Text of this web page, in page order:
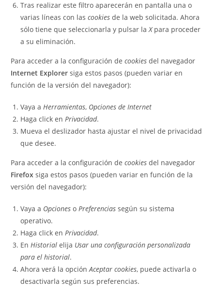
Tras realizar este filtro aparecerán en pantalla una o
varias líneas con lascookies de la web solicitada. Ahora
sólo tiene que seleccionarla y pulsar laXpara proceder
a su eliminación.
Para acceder a la configuración decookies del navegador
Internet Explorer siga estos pasos (pueden variar en
función de la versión del navegador):
Vaya aHerramientas, Opciones de Internet
Haga click enPrivacidad.
Mueva el deslizador hasta ajustar el nivel de privacidad
que desee.
Para acceder a la configuración decookies del navegador
Firefox siga estos pasos (pueden variar en función de la
versión del navegador):
Vaya a Opciones oPreferencias según su sistema
operativo.
Haga click enPrivacidad.
EnHistorial elija Usar una configuración personalizada
para el historial.
Ahora verá la opciónAceptar cookies, puede activarla o
desactivarla según sus preferencias.